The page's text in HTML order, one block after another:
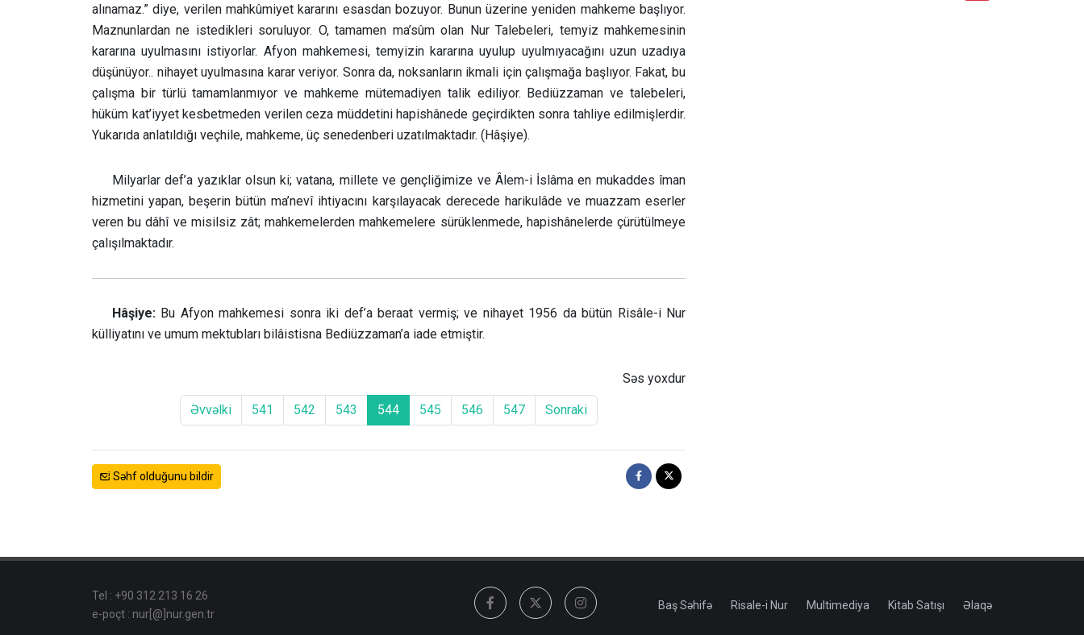
alınamaz.” diye, verilen mahkûmiyet kararını esasdan bozuyor. Bunun üzerine yeniden mahkeme başlıyor.
Maznunlardan ne istedikleri soruluyor. O, tamamen ma’sûm olan Nur Talebeleri, temyiz mahkemesinin
kararına uyulmasını istiyorlar. Afyon mahkemesi, temyizin kararına uyulup uyulmıyacağını uzun uzadıya
düşünüyor.. nihayet uyulmasına karar veriyor. Sonra da, noksanların ikmali için çalışmağa başlıyor. Fakat, bu
çalışma bir türlü tamamlanmıyor ve mahkeme mütemadiyen talik ediliyor. Bediüzzaman ve talebeleri,
hüküm kat’iyyet kesbetmeden verilen ceza müddetini hapishânede geçirdikten sonra tahliye edilmişlerdir.
Yukarıda anlatıldığı veçhile, mahkeme, üç senedenberi uzatılmaktadır. (Hâşiye).
Milyarlar def’a yazıklar olsun ki; vatana, millete ve gençliğimize ve Âlem-i İslâma en mukaddes îman
hizmetini yapan, beşerin bütün ma’nevî ihtiyacını karşılayacak derecede harikulâde ve muazzam eserler
veren bu dâhî ve misilsiz zât; mahkemelerden mahkemelere sürüklenmede, hapishânelerde çürütülmeye
çalışılmaktadır.
Hâşiye: Bu Afyon mahkemesi sonra iki def’a beraat vermiş; ve nihayet 1956 da bütün Risâle-i Nur
külliyatını ve umum mektubları bilâistisna Bediüzzaman’a iade etmiştir.
Səs yoxdur
Əvvəlki 541 542 543 544 545 546 547 Sonraki
Səhf olduğunu bildir
Tel : +90 312 213 16 26
e-poçt : nur[@]nur.gen.tr
Baş Səhifə Risale-i Nur Multimediya Kitab Satışı Əlaqə